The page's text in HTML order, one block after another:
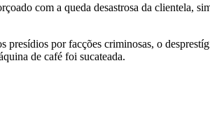
com a queda desastrosa da clientela,
por facções criminosas, o
de café foi sucateada.